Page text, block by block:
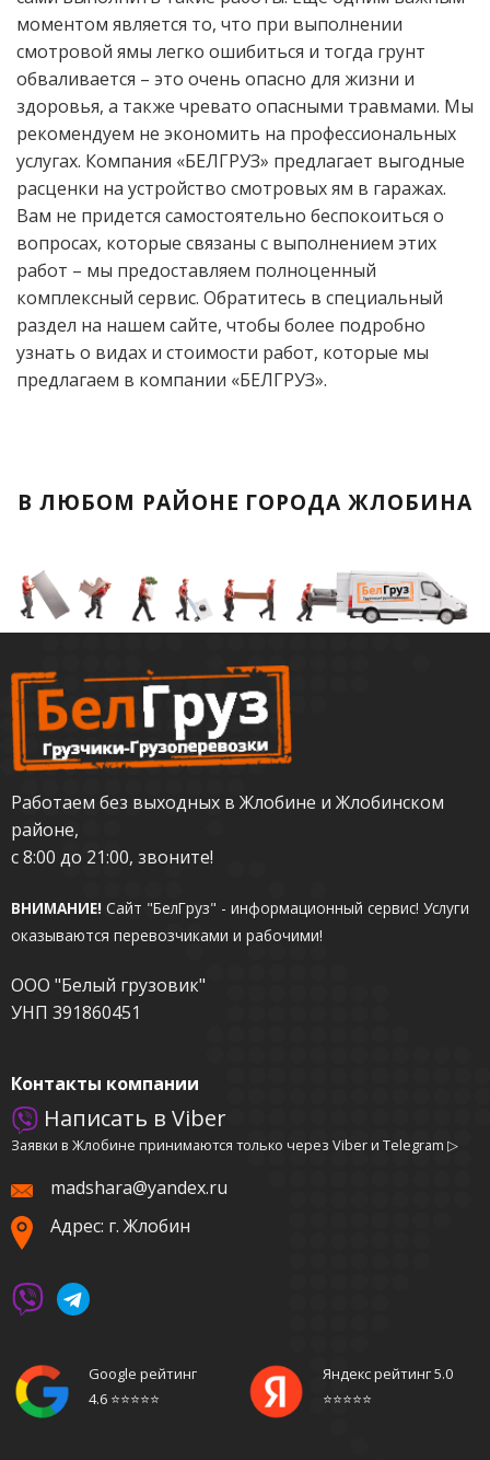
моментом является то, что при выполнении
смотровой ямы легко ошибиться и тогда грунт
обваливается – это очень опасно для жизни и
здоровья, а также чревато опасными травмами. Мы
рекомендуем не экономить на профессиональных
услугах. Компания «БЕЛГРУЗ» предлагает выгодные
расценки на устройство смотровых ям в гаражах.
Вам не придется самостоятельно беспокоиться о
вопросах, которые связаны с выполнением этих
работ – мы предоставляем полноценный
комплексный сервис. Обратитесь в специальный
раздел на нашем сайте, чтобы более подробно
узнать о видах и стоимости работ, которые мы
предлагаем в компании «БЕЛГРУЗ».
В ЛЮБОМ РАЙОНЕ ГОРОДА ЖЛОБИНА
Работаем без выходных в Жлобине и Жлобинском
районе,
с 8:00 до 21:00, звоните!
ВНИМАНИЕ! Сайт "БелГруз" - информационный сервис! Услуги
оказываются перевозчиками и рабочими!
ООО "Белый грузовик"
УНП 391860451
Контакты компании
Написать в Viber
Заявки в Жлобине принимаются только через Viber и Telegram ▷
madshara@yandex.ru
Адрес: г. Жлобин
Google рейтинг
4.6 ⭐️⭐️⭐️⭐️⭐️
Яндекс рейтинг 5.0
⭐️⭐️⭐️⭐️⭐️